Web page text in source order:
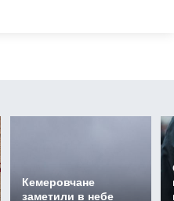
Кемеровчане
заметили в небе